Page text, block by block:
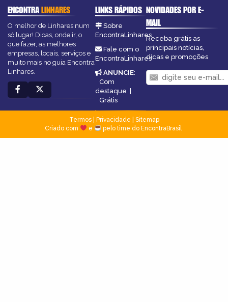
ENCONTRALINHARES
O melhor de Linhares num
só lugar! Dicas, onde ir, o
que fazer, as melhores
empresas, locais, serviços e
muito mais no guia Encontra
Linhares.
LINKS RÁPIDOS
Sobre
EncontraLinhares
Fale com o
EncontraLinhares
ANUNCIE:
Com
destaque
Grátis
NOVIDADES POR E-
MAIL
Receba grátis as
principais notícias,
dicas e promoções
Termos| Privacidade
Sitemap
Criado com
e pelo time do EncontraBrasil